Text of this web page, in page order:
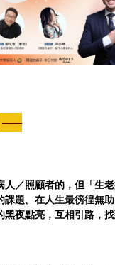
──
人／照顧者的，但「生
課題。在人生最徬徨無
夜點亮，互相引路，找